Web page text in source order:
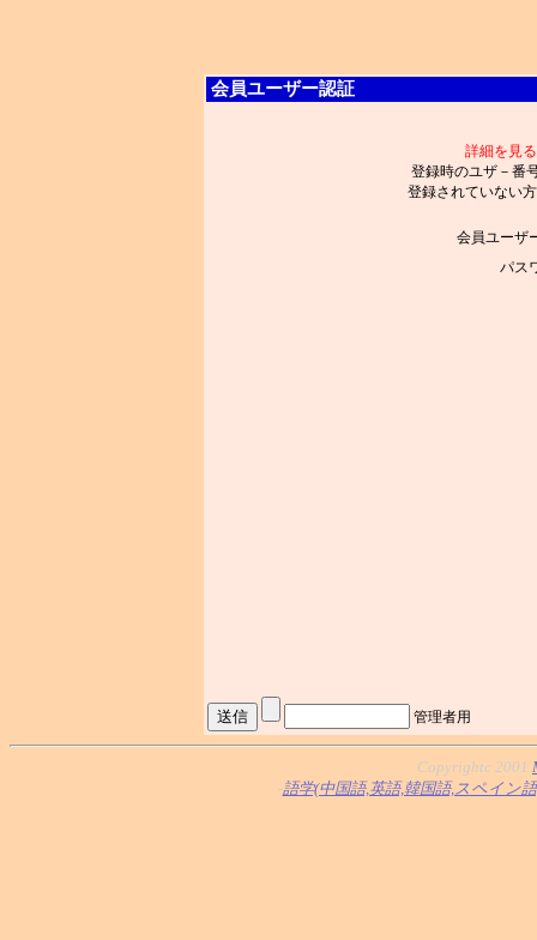
会員ユーザー認証
詳細を見
登録時のユザ－番
登録されていない
会員ユーザ
パス
管理者用
Copyrightc 2001
-語学(中国語,英語,韓国語,スペイン